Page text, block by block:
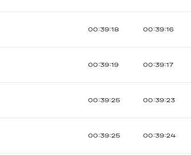
00:39:18 00:39:16
00:39:19 00:39:17
00:39:25 00:39:23
00:39:25 00:39:24